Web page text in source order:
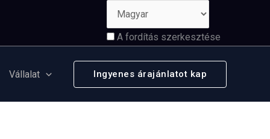
A fordítás szerkesztése
Vállalat Ingyenes árajánlatot kap